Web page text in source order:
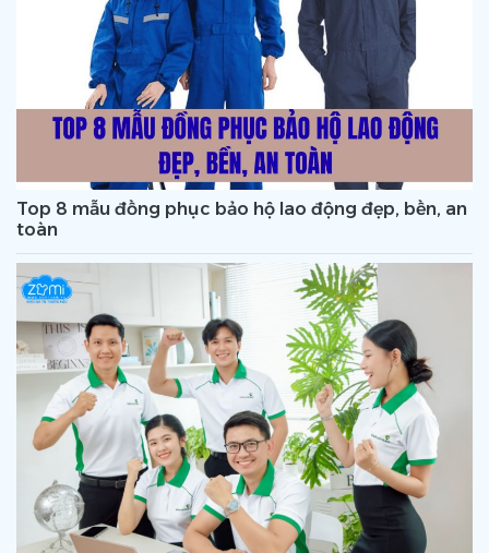
Top 8 mẫu đồng phục bảo hộ lao động đẹp, bền, an
toàn